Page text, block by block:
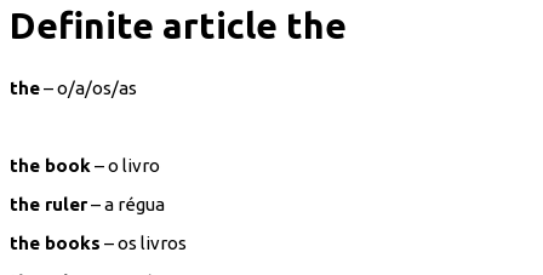
Definite article the
the– o/a/os/as
the book– o livro
the ruler– a régua
the books – os livros